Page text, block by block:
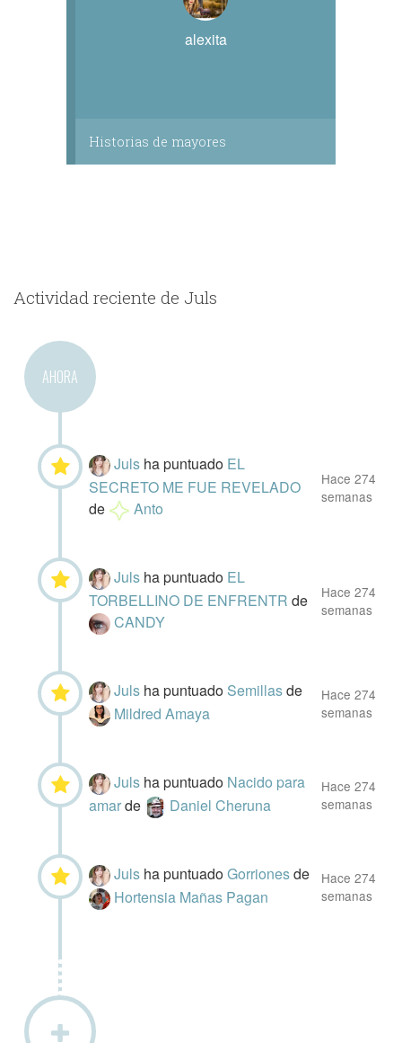
alexita
Historias de mayores
Actividad reciente de Juls
AHORA
Juls ha puntuado EL
SECRETO ME FUE REVELADO
de
Anto
Hace 274
semanas
Juls ha puntuado EL
TORBELLINO DE ENFRENTRde
CANDY
Hace 274
semanas
Juls ha puntuado Semillasde
Mildred Amaya
Hace 274
semanas
Juls ha puntuado Nacido para
amarde Daniel Cheruna
Hace 274
semanas
Juls ha puntuadoGorrionesde
Hortensia Mañas Pagan
Hace 274
semanas